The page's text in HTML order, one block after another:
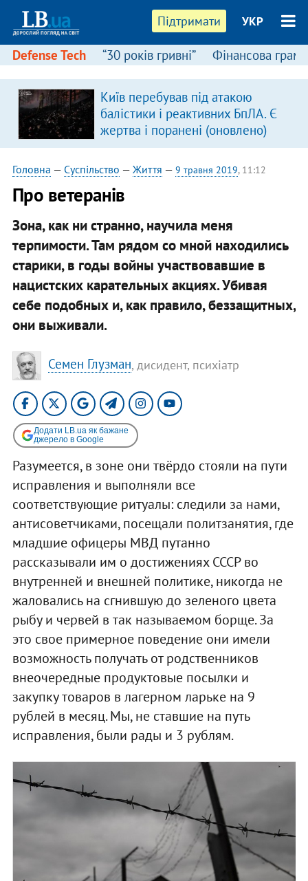
Підтримати УКР
Defense Tech “30 років гривні” Фінансова
Київ перебував під атакою
балістики і реактивних БпЛА. Є
жертва і поранені (оновлено)
Головна — Суспільство — Життя — 9 травня 2019, 11:12
Про ветеранів
Зона, как ни странно, научила меня
терпимости. Там рядом со мной находились
старики, в годы войны участвовавшие в
нацистских карательных акциях. Убивая
себе подобных и, как правило, беззащитных,
они выживали.
Семен Глузман, дисидент, психіатр
Додати LB.ua як бажане
джерело в Google
Разумеется, в зоне они твёрдо стояли на пути
исправления и выполняли все
соответствующие ритуалы: следили за нами,
антисоветчиками, посещали политзанятия, где
младшие офицеры МВД путанно
рассказывали им о достижениях СССР во
внутренней и внешней политике, никогда не
жаловались на сгнившую до зеленого цвета
рыбу и червей в так называемом борще. За
это свое примерное поведение они имели
возможность получать от родственников
внеочередные продуктовые посылки и
закупку товаров в лагерном ларьке на 9
рублей в месяц. Мы, не ставшие на путь
исправления, были рады и 3 рублям.